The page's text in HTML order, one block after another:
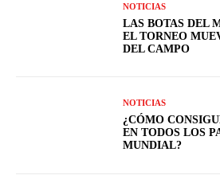
NOTICIAS
LAS BOTAS DEL
EL TORNEO
DEL CAMPO
NOTICIAS
¿CÓMO
EN TODOS LOS
MUNDIAL?